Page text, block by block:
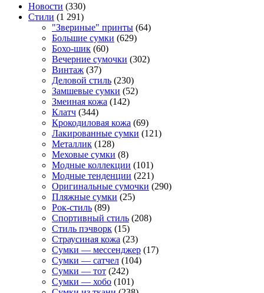
Новости (330)
Стили (1 291)
"Звериные" принты (64)
Большие сумки (629)
Бохо-шик (60)
Вечерние сумочки (302)
Винтаж (37)
Деловой стиль (230)
Замшевые сумки (52)
Змеиная кожа (142)
Клатч (344)
Крокодиловая кожа (69)
Лакированные сумки (121)
Металлик (128)
Меховые сумки (8)
Модные коллекции (101)
Модные тенденции (221)
Оригинальные сумочки (290)
Пляжные сумки (25)
Рок-стиль (89)
Спортивный стиль (208)
Стиль пэчворк (15)
Страусиная кожа (23)
Сумки — мессенджер (17)
Сумки — сатчел (104)
Сумки — тот (242)
Сумки — хобо (101)